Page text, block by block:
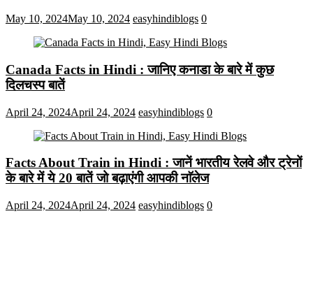
May 10, 2024May 10, 2024 easyhindiblogs 0
Canada Facts in Hindi : जानिए कनाडा के बारे में कुछ
दिलचस्प बातें
April 24, 2024April 24, 2024 easyhindiblogs 0
Facts About Train in Hindi : जानें भारतीय रेलवे और ट्रेनों
के बारे में ये 20 बातें जो बढ़ाएंगी आपकी नाॅलेज
April 24, 2024April 24, 2024 easyhindiblogs 0